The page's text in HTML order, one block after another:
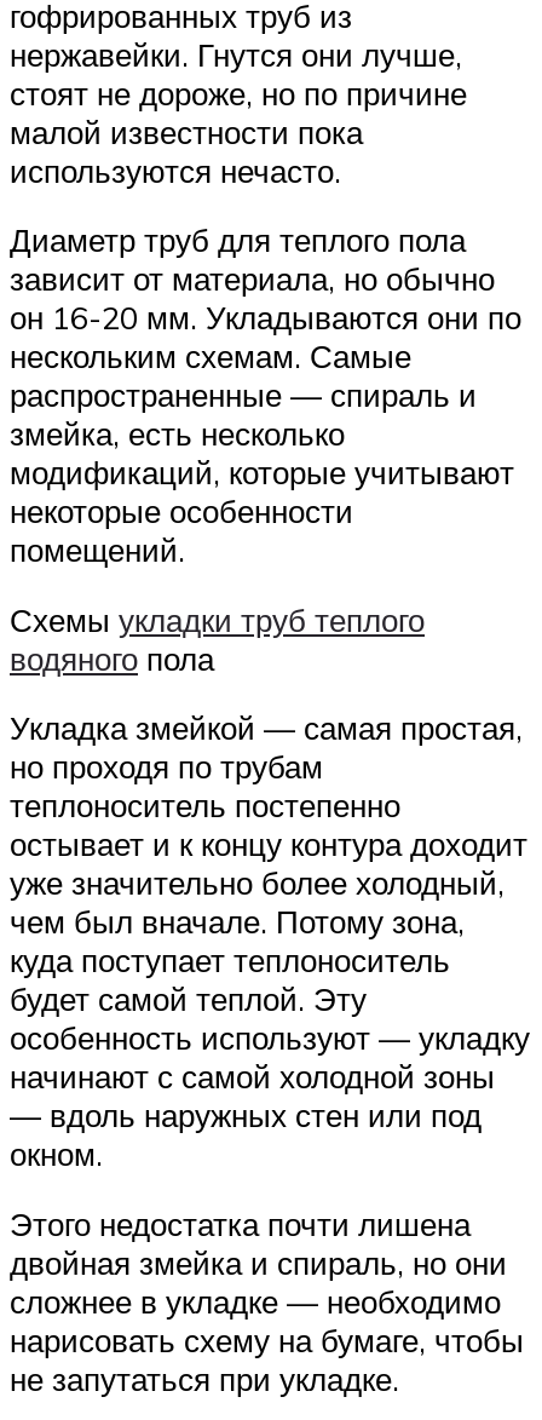
гофрированных труб из
нержавейки. Гнутся они лучше,
стоят не дороже, но по причине
малой известности пока
используются нечасто.
Диаметр труб для теплого пола
зависит от материала, но обычно
он 16-20 мм. Укладываются они по
нескольким схемам. Самые
распространенные — спираль и
змейка, есть несколько
модификаций, которые учитывают
некоторые особенности
помещений.
Схемы укладки труб теплого
водяного пола
Укладка змейкой — самая простая,
но проходя по трубам
теплоноситель постепенно
остывает и к концу контура доходит
уже значительно более холодный,
чем был вначале. Потому зона,
куда поступает теплоноситель
будет самой теплой. Эту
особенность используют — укладку
начинают с самой холодной зоны
— вдоль наружных стен или под
окном.
Этого недостатка почти лишена
двойная змейка и спираль, но они
сложнее в укладке — необходимо
нарисовать схему на бумаге, чтобы
не запутаться при укладке.